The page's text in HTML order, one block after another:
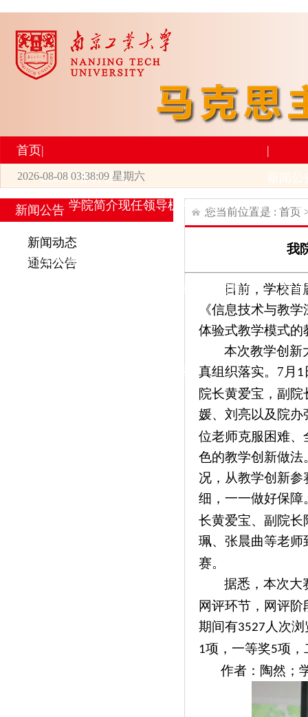
首页|
2026世界杯官网
学院简介现任领导机构设置师资力量
|
研究生培养
学生活动 招生与就业
科
工会活动
2026-08-08 03:38:09 星期六
新闻公告
新闻动态
通知公告
您当前位置是 : 首页
我
日前，学校首
《信息技术与教
体验式教学模式的
本次教学创新
真组织落实。 7 月 1
院长黄爱宝，副
媛、刘亮以及院办
位老师克服困难、
色的教学创新做法
况，从教学创新
细，一一做好保障
长黄爱宝、副院长
珮、张晨曲等老师
赛。
据悉，本次大
网评环节，网评
期间有3527 人次
1项，一等奖5项，
作者：陶然；